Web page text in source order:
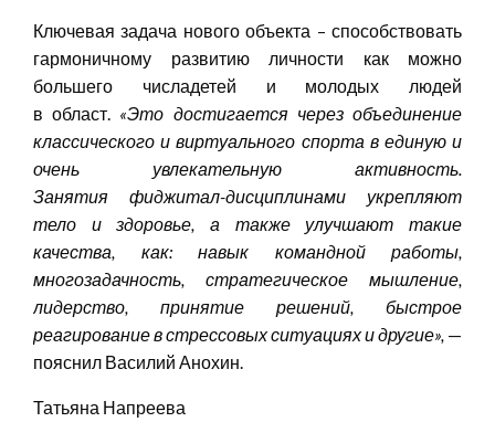
Ключевая задача нового объекта – способствовать
гармоничному развитию личности как можно
большего числадетей и молодых людей
в област. «Это достигается через объединение
классического и виртуального спорта в единую и
очень увлекательную активность.
Занятия фиджитал-дисциплинами укрепляют
тело и здоровье, а также улучшают такие
качества, как: навык командной работы,
многозадачность, стратегическое мышление,
лидерство, принятие решений, быстрое
реагирование в стрессовых ситуациях и другие», —
пояснил Василий Анохин.
Татьяна Напреева